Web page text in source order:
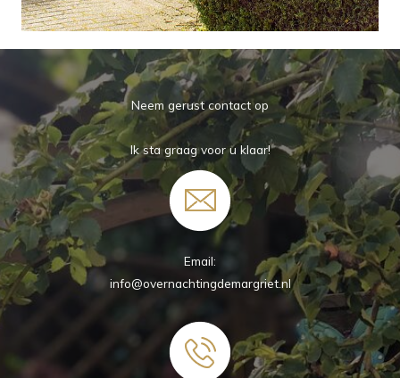
Neem gerust contact op
Ik sta graag voor u klaar!
Email:
info@overnachtingdemargriet.nl